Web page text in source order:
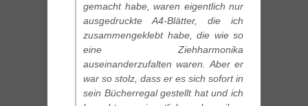
gemacht habe, waren eigentlich nur
ausgedruckte A4-Blätter, die ich
zusammengeklebt habe, die wie so
eine Ziehharmonika
auseinanderzufalten waren. Aber er
war so stolz, dass er es sich sofort in
sein Bücherregal gestellt hat und ich